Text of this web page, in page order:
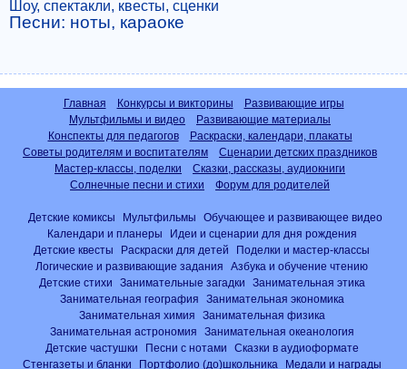
Шоу, спектакли, квесты, сценки
Песни: ноты, караоке
Главная Конкурсы и викторины
Развивающие игры
Мультфильмы и видео
Развивающие материалы
Конспекты для педагогов
Раскраски, календари, плакаты
Советы родителям и воспитателям
Сценарии детских праздников
Мастер-классы, поделки
Сказки, рассказы, аудиокниги
Солнечные песни и стихи
Форум для родителей
Детские комиксы Мультфильмы
Обучающее и развивающее видео
Календари и планеры
Идеи и сценарии для дня рождения
Детские квесты
Раскраски для детей
Поделки и мастер-классы
Логические и развивающие задания
Азбука и обучение чтению
Детские стихи
Занимательные загадки
Занимательная этика
Занимательная география
Занимательная экономика
Занимательная химия
Занимательная физика
Занимательная астрономия
Занимательная океанология
Детские частушки
Песни с нотами
Сказки в аудиоформате
Стенгазеты и бланки
Портфолио (до)школьника Медали и награды